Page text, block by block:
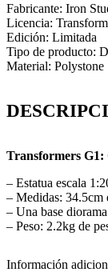
Fabricante: Iron
Licencia:
Edición: Limitada
Tipo de producto:
Material: Polystone
Transformers G1:
– Estatua escala
– Medidas: 34.5cm
– Una base
– Peso: 2.2kg de
Información